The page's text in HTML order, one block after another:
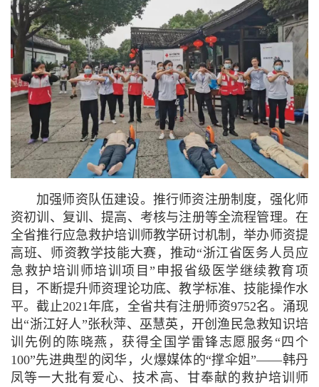
加强师资队伍建设。 推行师资注册制度，强化师
资初训、复训、提高、考核与注册等全流程管理。在
全省推行应急救护培训师教学研讨机制，举办师资提
高班、师资教学技能大赛，推动“浙江省医务人员应
急救护培训师培训项目”申报省级医学继续教育项
目，不断提升师资理论功底、教学标准、技能操作水
平。 截止2021年底，全省共有注册师资9752名。涌现
出“浙江好人”张秋萍、巫慧英，开创渔民急救知识培
训先例的陈晓燕，获得全国学雷锋志愿服务“四个
100”先进典型的闵华，火爆媒体的“撑伞姐”——韩丹
凤等一大批有爱心、技术高、甘奉献的救护培训师